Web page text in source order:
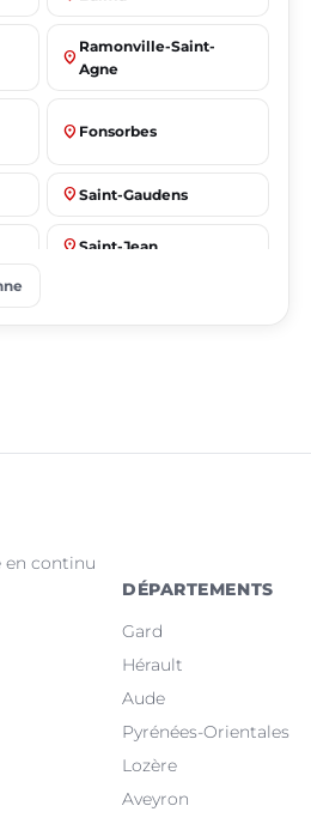
place
Ramonville-Saint-
Agne
place Fonsorbes
place Saint-Gaudens
place Saint-Jean
en continu
DÉPARTEMENTS
Gard
Hérault
Aude
Pyrénées-Orientales
Lozère
Aveyron